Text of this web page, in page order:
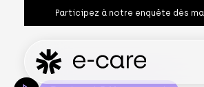
Participez à notre enquête dès